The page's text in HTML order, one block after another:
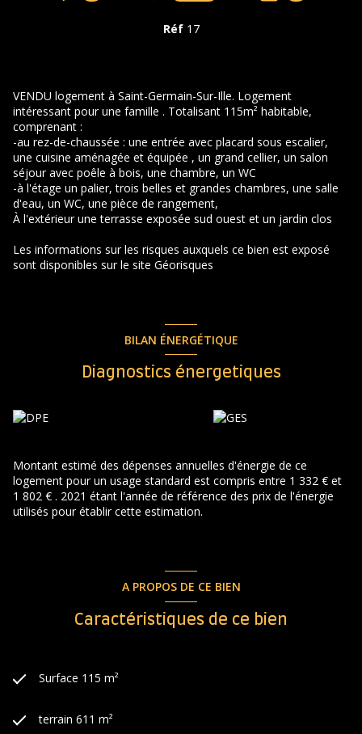
Réf 17
VENDU logement à Saint-Germain-Sur-Ille. Logement
intéressant pour une famille . Totalisant 115m² habitable,
comprenant :
-au rez-de-chaussée : une entrée avec placard sous escalier,
une cuisine aménagée et équipée , un grand cellier, un salon
séjour avec poêle à bois, une chambre, un WC
-à l'étage un palier, trois belles et grandes chambres, une salle
d'eau, un WC, une pièce de rangement,
À l'extérieur une terrasse exposée sud ouest et un jardin clos
Les informations sur les risques auxquels ce bien est exposé
sont disponibles sur le site Géorisques
BILAN ÉNERGÉTIQUE
Diagnostics énergetiques
Montant estimé des dépenses annuelles d'énergie de ce
logement pour un usage standard est compris entre 1 332 € et
1 802 € . 2021 étant l'année de référence des prix de l'énergie
utilisés pour établir cette estimation.
A PROPOS DE CE BIEN
Caractéristiques de ce bien
Surface 115 m²
terrain 611 m²